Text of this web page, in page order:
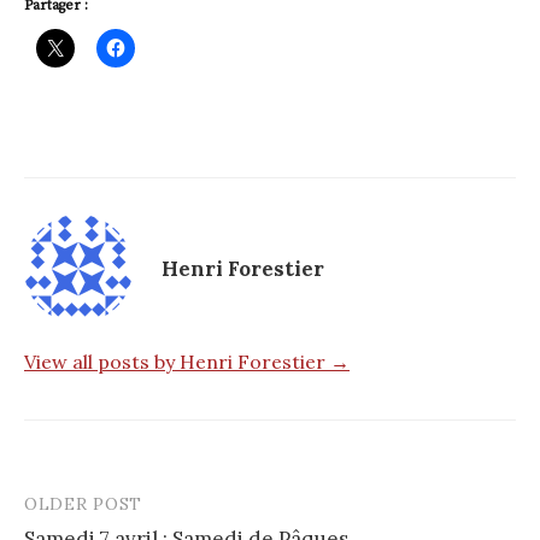
Partager :
Henri Forestier
View all posts by Henri Forestier →
Post
OLDER POST